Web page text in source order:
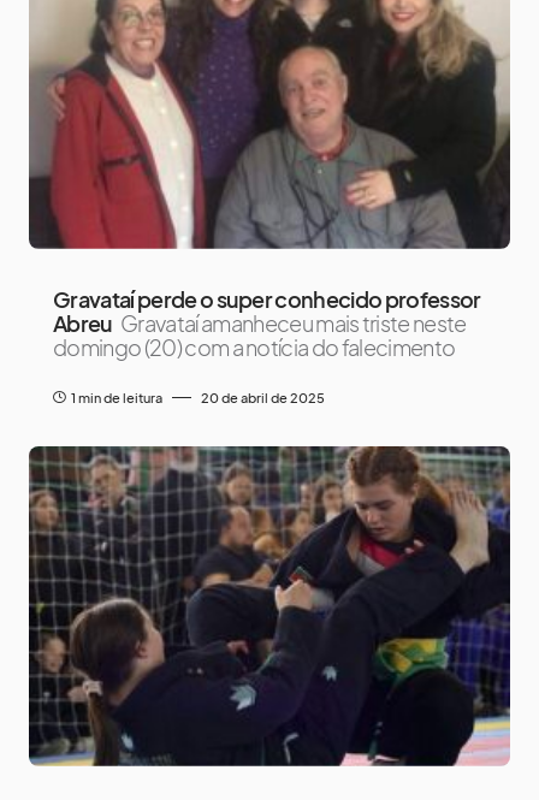
Gravataí perde o super conhecido professor
Abreu Gravataí amanheceu mais triste neste
domingo (20) com a notícia do falecimento
1 min de leitura 20 de abril de 2025